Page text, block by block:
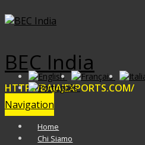
BEC India
HTTP://BAJAJEXPORTS.COM/
Navigation
Home
Chi Siamo